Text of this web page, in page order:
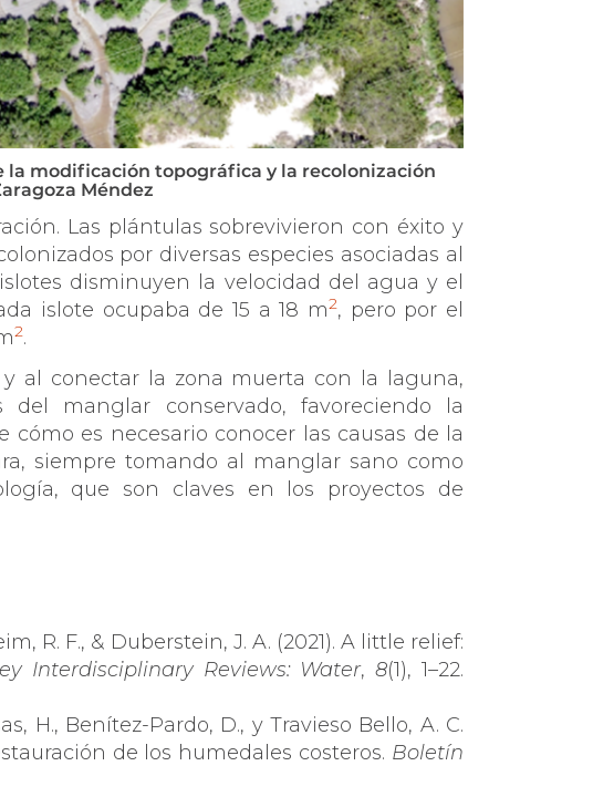
la modificación topográfica y la recolonización
Méndez
Las plántulas sobrevivieron con éxito y
por diversas especies asociadas al
disminuyen la velocidad del agua y el
islote ocupaba de 15 a 18 m2, pero por el
2.
al conectar la zona muerta con la laguna,
manglar conservado, favoreciendo la
es necesario conocer las causas de la
siempre tomando al manglar sano como
que son claves en los proyectos de
R. F., & Duberstein, J. A. (2021). A little relief:
Interdisciplinary Reviews: Water,8(1), 1–22.
H., Benítez-Pardo, D., y Travieso Bello, A. C.
de los humedales costeros. Boletín